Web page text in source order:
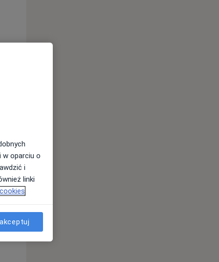
Wt,
11 Sie
w oparciu o
i
linki